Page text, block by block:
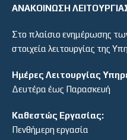
ΑΝΑΚΟΙΝΩΣΗ
Στο πλαίσιο ενημέρωσης
στοιχεία λειτουργίας της
Ημέρες Λειτουργίας
Δευτέρα έως Παρασκευή
Καθεστώς Εργασίας:
Πενθήμερη εργασία